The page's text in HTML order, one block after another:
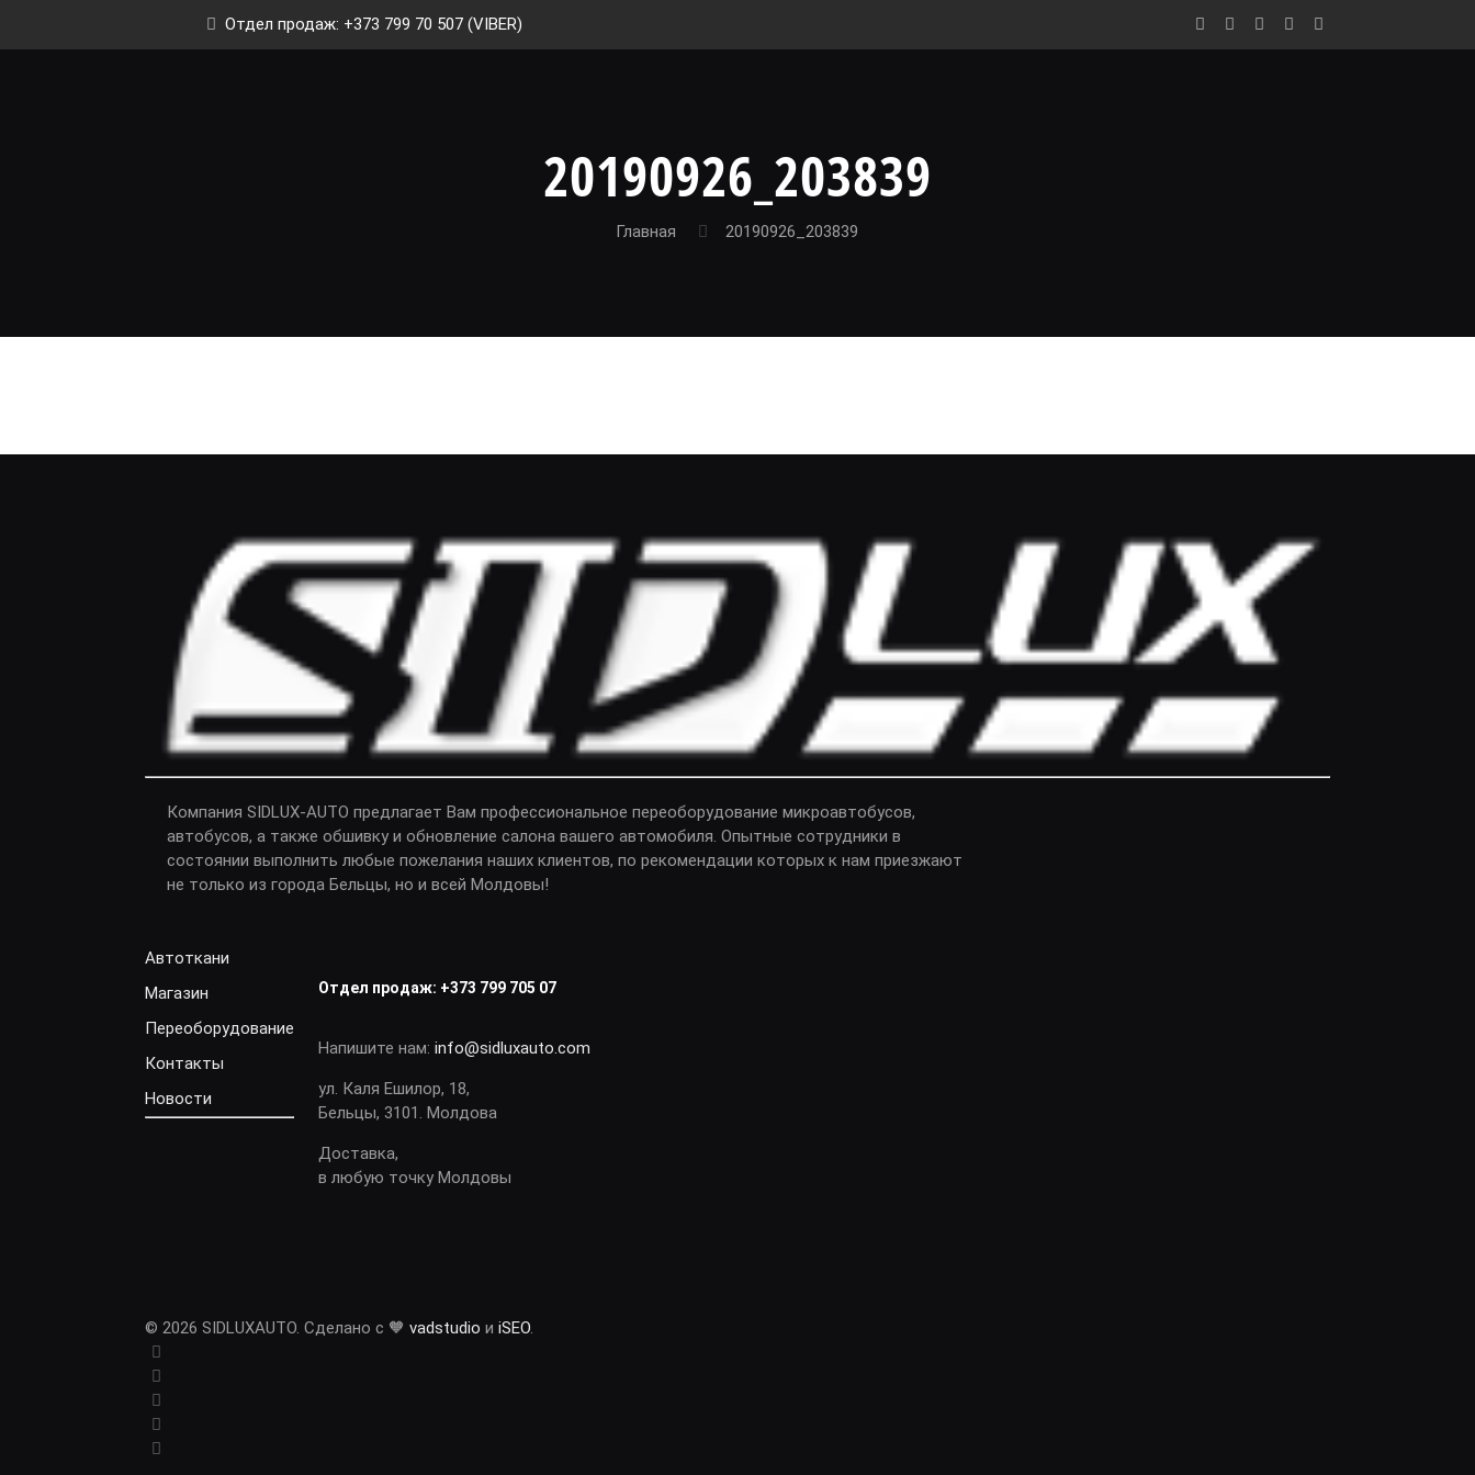
Отдел продаж: +373 799 70 507 (VIBER)
20190926_203839
Главная 20190926_203839
Компания SIDLUX-AUTO предлагает Вам профессиональное переоборудование микроавтобусов,
автобусов, а также обшивку и обновление салона вашего автомобиля. Опытные сотрудники в
состоянии выполнить любые пожелания наших клиентов, по рекомендации которых к нам приезжают
не только из города Бельцы, но и всей Молдовы!
Автоткани
Магазин
Переоборудование
Контакты
Новости
Отдел продаж: +373 799 705 07
Напишите нам:info@sidluxauto.com
ул. Каля Ешилор, 18,
Бельцы, 3101. Молдова
Доставка,
в любую точку Молдовы
© 2026 SIDLUXAUTO. Сделано с 🧡vadstudio иiSEO.